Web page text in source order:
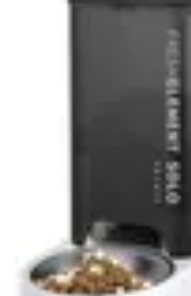
Guides et Tutoriels
Objets connectés